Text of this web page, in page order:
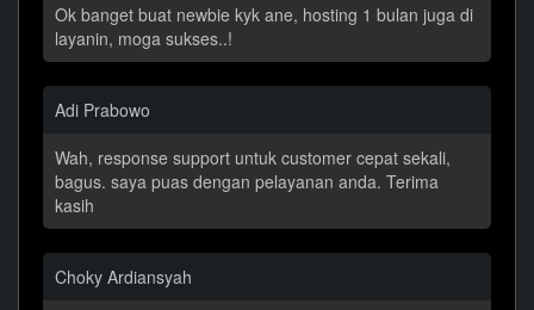
Ok banget buat newbie kyk ane, hosting 1 bulan juga di
layanin, moga sukses..!
Adi Prabowo
Wah, response support untuk customer cepat sekali,
bagus. saya puas dengan pelayanan anda. Terima
kasih
Choky Ardiansyah